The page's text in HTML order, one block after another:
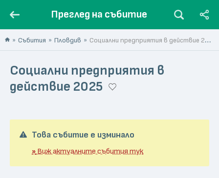
Преглед на събитие
Събития Пловдив Социални предприятия в действие 2025
Социални предприятия в
действие 2025
Това събитие е изминало
»Виж актуалните събития тук